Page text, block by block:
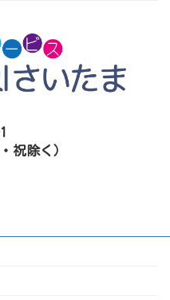
祝除く）